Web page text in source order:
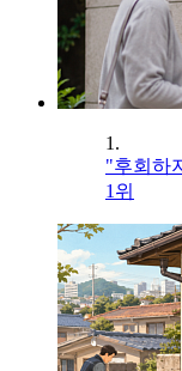
1.
"후회하
1위